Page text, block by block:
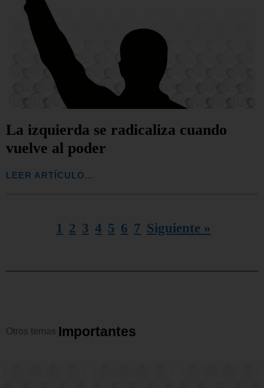
La izquierda se radicaliza cuando
vuelve al poder
LEER ARTÍCULO...
1 2 3 4 5 6 7 Siguiente »
Otros temas Importantes